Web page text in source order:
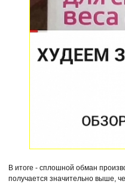
В итоге - сплошной обман
получается значительно выше,